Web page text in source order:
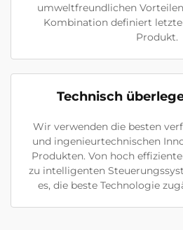
umweltfreundlichen
Kombination definiert
Produkt.
Technisch
Wir verwenden die besten
und ingenieurtechnischen
Produkten. Von hoch
zu intelligenten
es, die beste Technologie